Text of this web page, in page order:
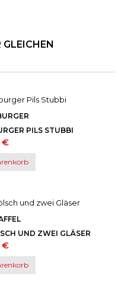
PILS STUBBI
€
UND ZWEI GLÄSER
€